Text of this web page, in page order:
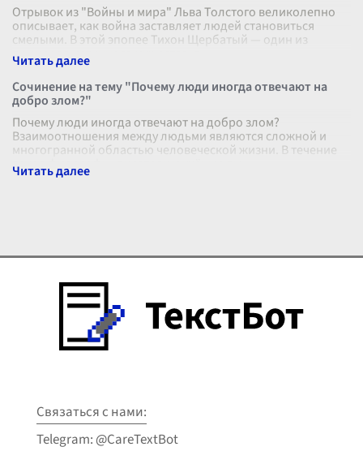
Отрывок из "Войны и мира" Льва Толстого великолепно
описывает, как война заставляет людей становиться
смелыми. В этой эпопее Тихон Щербатый — один из
примеров истинного мужества, п
Сочинение на тему "Почему люди иногда отвечают на
добро злом?"
Почему люди иногда отвечают на добро злом?
Взаимоотношения между людьми являются сложной и
многогранной областью человеческой жизни. В течение
веков философы, писатели и учёные пы
Связаться с нами:
Telegram: @CareTextBot